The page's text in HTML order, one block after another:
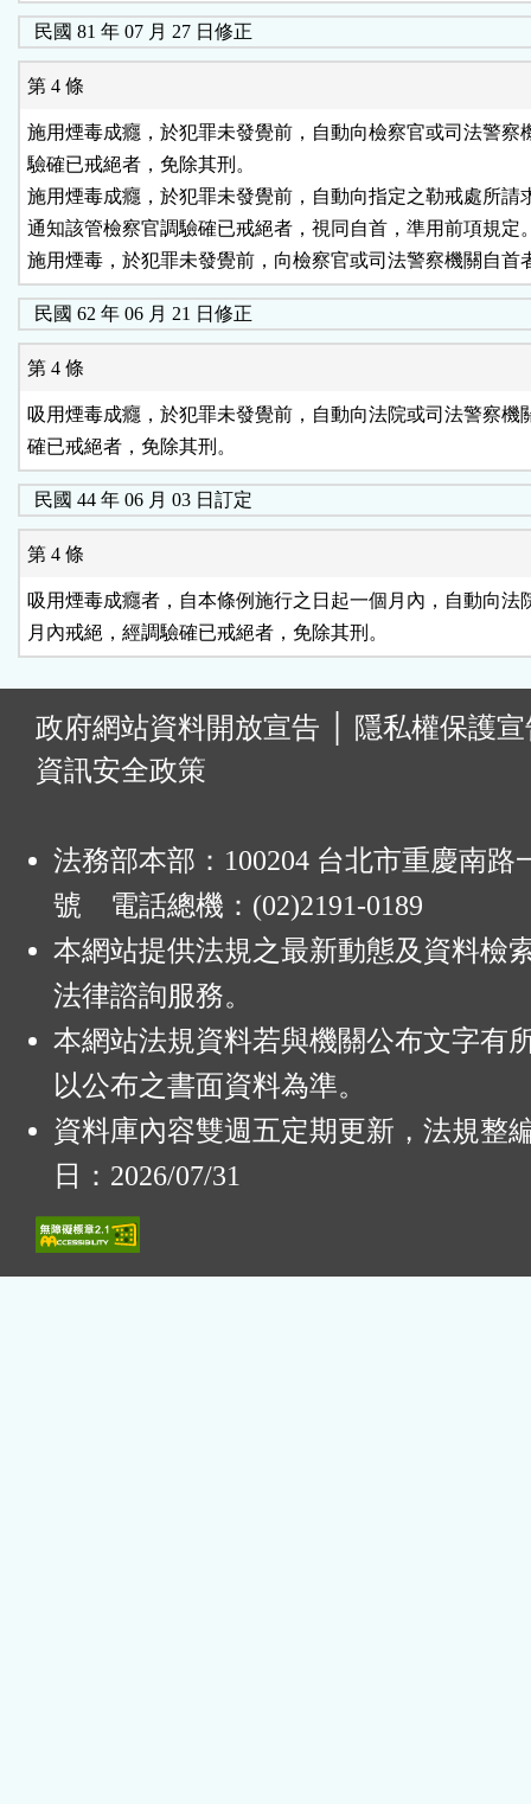
民國 81 年 07 月 27 日修正
第 4 條
施用煙毒成癮，於犯罪未發覺前，自動向檢察官或司法警察
驗確已戒絕者，免除其刑。
施用煙毒成癮，於犯罪未發覺前，自動向指定之勒戒處所請
通知該管檢察官調驗確已戒絕者，視同自首，準用前項規定
民國 62 年 06 月 21 日修正
第 4 條
吸用煙毒成癮，於犯罪未發覺前，自動向法院或司法警察機
確已戒絕者，免除其刑。
民國 44 年 06 月 03 日訂定
第 4 條
吸用煙毒成癮者，自本條例施行之日起一個月內，自動向法
政府網站資料開放宣告
隱私權保護
資訊安全政策
法務部本部：100204 台北市重慶南路
號 電話總機：(02)2191-0189
本網站提供法規之最新動態及資料檢
法律諮詢服務。
本網站法規資料若與機關公布文字有
以公布之書面資料為準。
資料庫內容雙週五定期更新，法規整
日：2026/07/31